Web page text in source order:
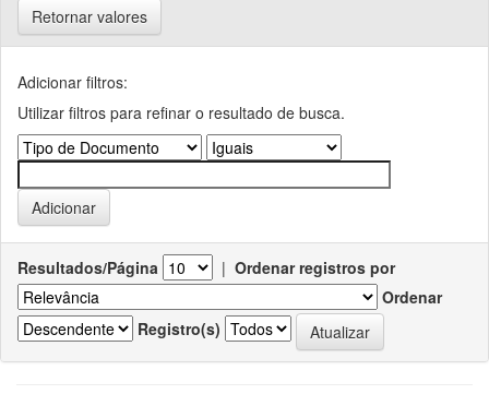
Retornar valores
Adicionar filtros:
Utilizar filtros para refinar o resultado de busca.
Resultados/Página | Ordenar registros por
Ordenar
Registro(s)